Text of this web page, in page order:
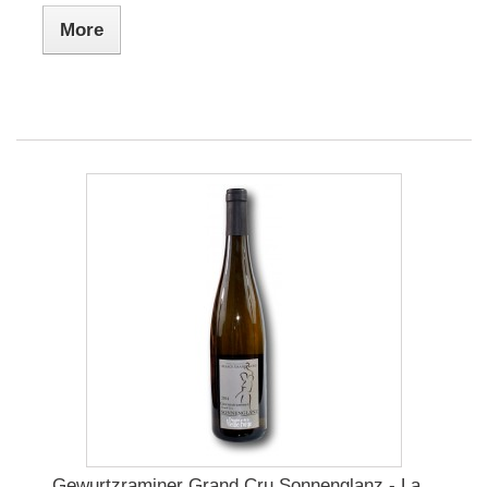
More